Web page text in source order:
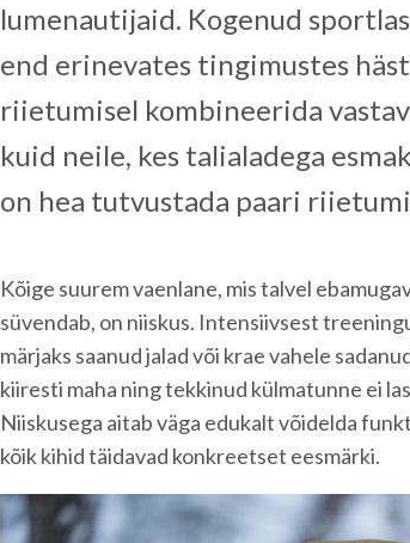
lumenautijaid. Kogenud
end erinevates tingimustes
riietumisel kombineerida
kuid neile, kes talialadega
on hea tutvustada paari
Kõige suurem vaenlane, mis talvel
süvendab, on niiskus. Intensiivsest
märjaks saanud jalad või krae vahele
kiiresti maha ning tekkinud külmatunne ei
Niiskusega aitab väga edukalt võidelda
kõik kihid täidavad konkreetset eesmärki.